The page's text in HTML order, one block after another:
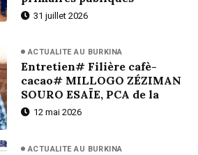
31 juillet 2026
ACTUALITE AU BURKINA
Entretien# Filière cafè-
cacao# MILLOGO ZÉZIMAN
SOURO ESAÏE, PCA de la
12 mai 2026
ACTUALITE AU BURKINA